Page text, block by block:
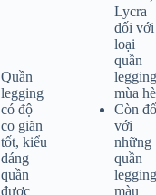
Quần
legging
có độ
co giãn
tốt, kiểu
dáng
quần
được
Lycra
đối với
loại
quần
legging
mùa
Còn
với
những
quần
legging
màu